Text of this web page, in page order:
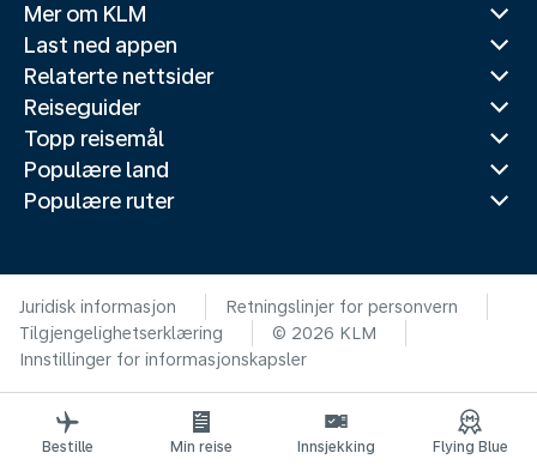
Mer om KLM
Last ned appen
Relaterte nettsider
Reiseguider
Topp reisemål
Populære land
Populære ruter
Juridisk informasjon
Retningslinjer for personvern
Tilgjengelighetserklæring
© 2026 KLM
Innstillinger for informasjonskapsler
Bestille Min reise Innsjekking Flying Blue